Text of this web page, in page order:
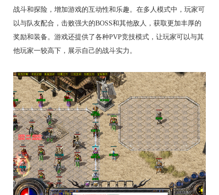
战斗和探险，增加游戏的互动性和乐趣。在多人模式中，玩家可
以与队友配合，击败强大的BOSS和其他敌人，获取更加丰厚的
奖励和装备。游戏还提供了各种PVP竞技模式，让玩家可以与其
他玩家一较高下，展示自己的战斗实力。